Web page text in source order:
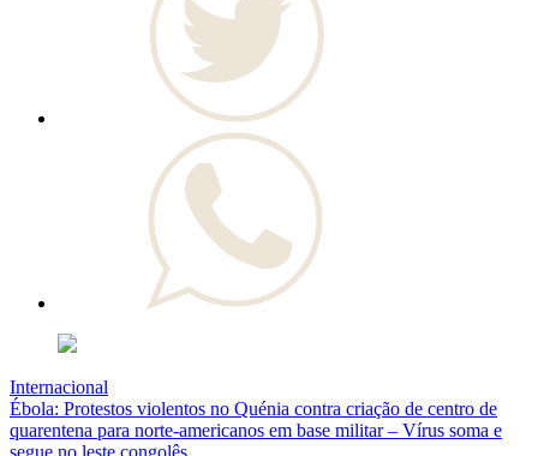
Internacional
Ébola: Protestos violentos no Quénia contra criação de centro de
quarentena para norte-americanos em base militar – Vírus soma e
segue no leste congolês